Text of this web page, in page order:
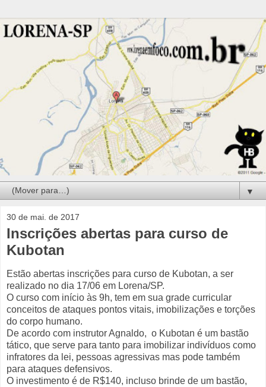
▼
30 de mai. de 2017
Inscrições abertas para curso de
Kubotan
Estão abertas inscrições para curso de Kubotan, a ser
realizado no dia 17/06 em Lorena/SP.
O curso com início às 9h, tem em sua grade curricular
conceitos de ataques pontos vitais, imobilizações e torções
do corpo humano.
De acordo com instrutor Agnaldo, o Kubotan é um bastão
tático, que serve para tanto para imobilizar indivíduos como
infratores da lei, pessoas agressivas mas pode também
para ataques defensivos.
O investimento é de R$140, incluso brinde de um bastão,